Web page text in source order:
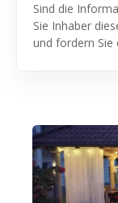
Sind die
Sie Inhaber
und fordern Sie